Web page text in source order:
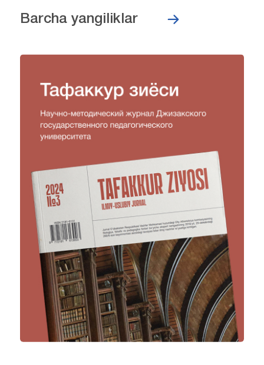
Barcha yangiliklar